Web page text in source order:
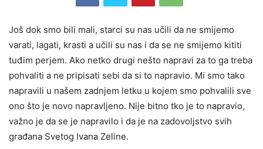
Još dok smo bili mali, starci su nas učili da ne smijemo
varati, lagati, krasti a učili su nas i da se ne smijemo kititi
tuđim perjem. Ako netko drugi nešto napravi za to ga treba
pohvaliti a ne pripisati sebi da si to napravio. Mi smo tako
napravili u našem zadnjem letku u kojem smo pohvalili sve
ono što je novo napravljeno. Nije bitno tko je to napravio,
važno je da se je napravilo i da je na zadovoljstvo svih
građana Svetog Ivana Zeline.